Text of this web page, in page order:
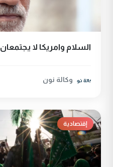
السلام وامريكا لا يجتمعان
وكالة نون
إقتصادية